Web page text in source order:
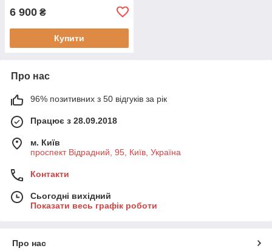
6 900 ₴
Купити
Про нас
96% позитивних з 50 відгуків за рік
Працює з 28.09.2018
м. Київ
проспект Відрадний, 95, Київ, Україна
Контакти
Сьогодні вихідний
Показати весь графік роботи
Про нас